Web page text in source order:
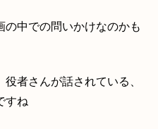
の中での問いかけなのかも
者さんが話されている、
すね